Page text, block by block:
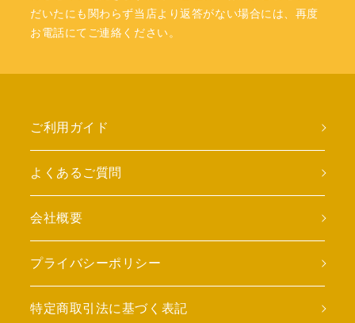
だいたにも関わらず当店より返答がない場合には、再度
お電話にてご連絡ください。
ご利用ガイド
よくあるご質問
会社概要
プライバシーポリシー
特定商取引法に基づく表記